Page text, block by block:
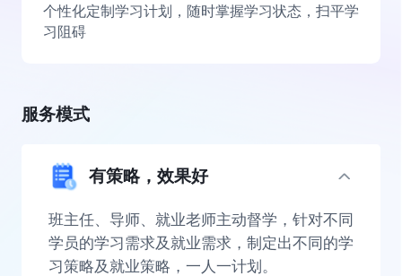
个性化定制学习计划，随时掌握学习状态，扫平学
习阻碍
服务模式
有策略，效果好
班主任、导师、就业老师主动督学，针对不同
学员的学习需求及就业需求，制定出不同的学
习策略及就业策略，一人一计划。